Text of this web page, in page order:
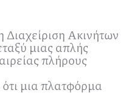
Διαχείριση Ακινήτων
μιας απλής
πλήρους
μια πλατφόρμα